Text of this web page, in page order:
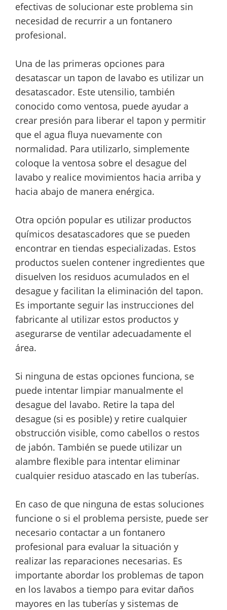
efectivas de solucionar este problema sin
necesidad de recurrir a un fontanero
profesional.
Una de las primeras opciones para
desatascar un tapon de lavabo es utilizar un
desatascador. Este utensilio, también
conocido como ventosa, puede ayudar a
crear presión para liberar el tapon y permitir
que el agua fluya nuevamente con
normalidad. Para utilizarlo, simplemente
coloque la ventosa sobre el desague del
lavabo y realice movimientos hacia arriba y
hacia abajo de manera enérgica.
Otra opción popular es utilizar productos
químicos desatascadores que se pueden
encontrar en tiendas especializadas. Estos
productos suelen contener ingredientes que
disuelven los residuos acumulados en el
desague y facilitan la eliminación del tapon.
Es importante seguir las instrucciones del
fabricante al utilizar estos productos y
asegurarse de ventilar adecuadamente el
área.
Si ninguna de estas opciones funciona, se
puede intentar limpiar manualmente el
desague del lavabo. Retire la tapa del
desague (si es posible) y retire cualquier
obstrucción visible, como cabellos o restos
de jabón. También se puede utilizar un
alambre flexible para intentar eliminar
cualquier residuo atascado en las tuberías.
En caso de que ninguna de estas soluciones
funcione o si el problema persiste, puede ser
necesario contactar a un fontanero
profesional para evaluar la situación y
realizar las reparaciones necesarias. Es
importante abordar los problemas de tapon
en los lavabos a tiempo para evitar daños
mayores en las tuberías y sistemas de